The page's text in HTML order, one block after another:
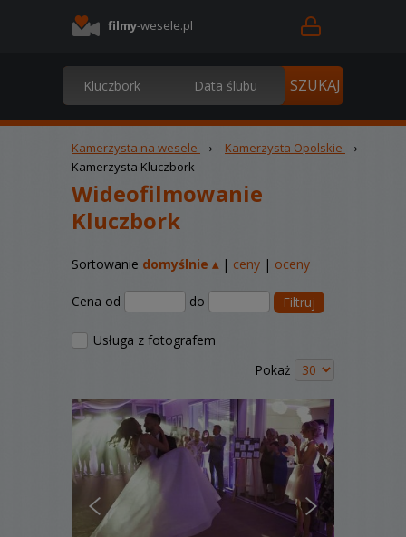
filmy-wesele.pl
Kamerzysta na wesele › Kamerzysta Opolskie
›
Kamerzysta Kluczbork
Wideofilmowanie
Kluczbork
Sortowanie domyślnie ▴| ceny | oceny
Cena od do Filtruj
Usługa z fotografem
Pokaż